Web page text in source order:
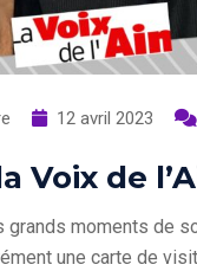
12 avril 2023
Voix de
grands moments de
une carte de